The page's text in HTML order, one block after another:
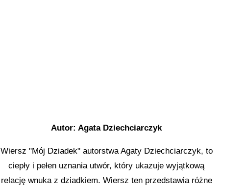
Autor: Agata Dziechciarczyk
Wiersz "Mój Dziadek" autorstwa Agaty Dziechciarczyk, to
ciepły i pełen uznania utwór, który ukazuje wyjątkową
relację wnuka z dziadkiem. Wiersz ten przedstawia różne